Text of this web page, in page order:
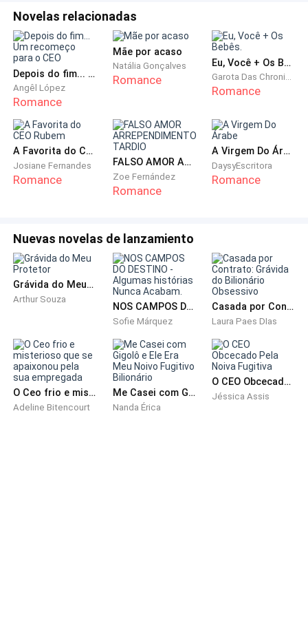
— A única coisa estúpida que eu fiz foi me casar com
você! Desgraçado, como eu fui tão burra e tão cega
nesses dois anos?
Novelas relacionadas
Depois do fim... Um recomeço para o CEO
Angêl López
Romance
Mãe por acaso
Natália Gonçalves
Romance
Eu, Você + Os Bebês.
Romance
A Favorita do CEO Rubem
Josiane Fernandes
Romance
FALSO AMOR ARREPENDIMENTO TARDIO
Zoe Fernández
Romance
A Virgem Do Árabe
DaysyEscritora
Romance
Nuevas novelas de lanzamiento
Grávida do Meu Protetor
Arthur Souza
NOS CAMPOS DO DESTINO - Algumas histórias Nunca Acabam.
Sofie Márquez
Casada por Contrato: Grávida do Bilionário Obsessivo
Laura Paes DIas
O Ceo frio e misterioso que se apaixonou pela sua empregada
Adeline Bitencourt
Me Casei com Gigolô e Ele Era Meu Noivo Fugitivo Bilionário
Nanda Érica
O CEO Obcecado Pela Noiva Fugitiva
Jéssica Assis